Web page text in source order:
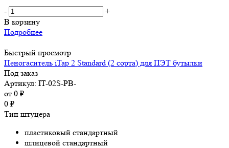
-
+
В корзину
Подробнее
Быстрый просмотр
Пеногаситель iTap 2 Standard (2 сорта) для ПЭТ бутылки
Под заказ
Артикул: IT-02S-PB-
от 0 ₽
0 ₽
Тип штуцера
пластиковый стандартный
шлицевой стандартный